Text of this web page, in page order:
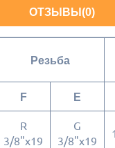
ОТЗЫВЫ(0)
Резьба
F
E
R
3/8"x19
G
3/8"x19